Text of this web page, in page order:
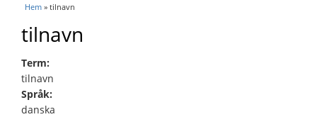
Du är här
Hem » tilnavn
tilnavn
Term:
tilnavn
Språk:
danska